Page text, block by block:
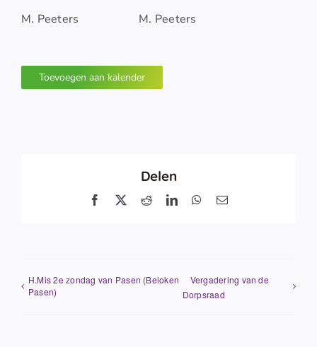
M. Peeters M. Peeters
Toevoegen aan kalender
Delen
Facebook
X RedditLinkedInWhatsApp
E-
H.Mis 2e zondag van Pasen (Beloken
Pasen)
Vergadering van de
Dorpsraad